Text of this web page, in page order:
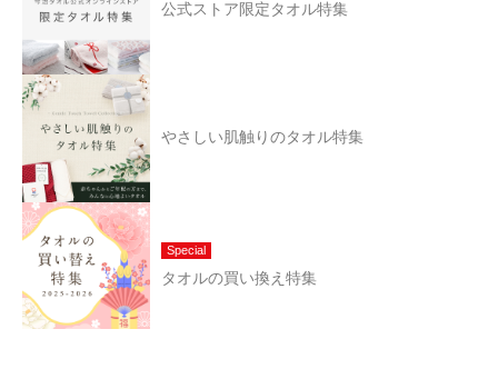
公式ストア限定タオル特集
やさしい肌触りのタオル特集
Special
タオルの買い換え特集